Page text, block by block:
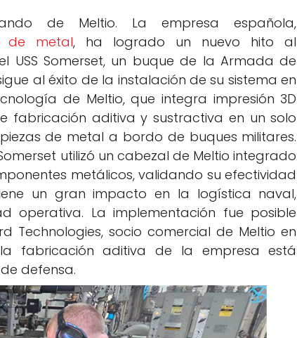
de Meltio. La empresa española,
de metal, ha logrado un nuevo hito al
Somerset, un buque de la Armada de
al éxito de la instalación de su sistema en
de Meltio, que integra impresión 3D
fabricación aditiva y sustractiva en un solo
de metal a bordo de buques militares.
utilizó un cabezal de Meltio integrado
metálicos, validando su efectividad
un gran impacto en la logística naval,
operativa. La implementación fue posible
Technologies, socio comercial de Meltio en
fabricación aditiva de la empresa está
defensa.